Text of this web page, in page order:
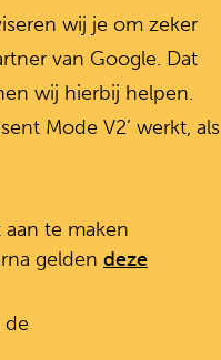
wij je om zeker
van Google. Dat
wij hierbij helpen.
Mode V2’ werkt, als
te maken
gelden deze
de